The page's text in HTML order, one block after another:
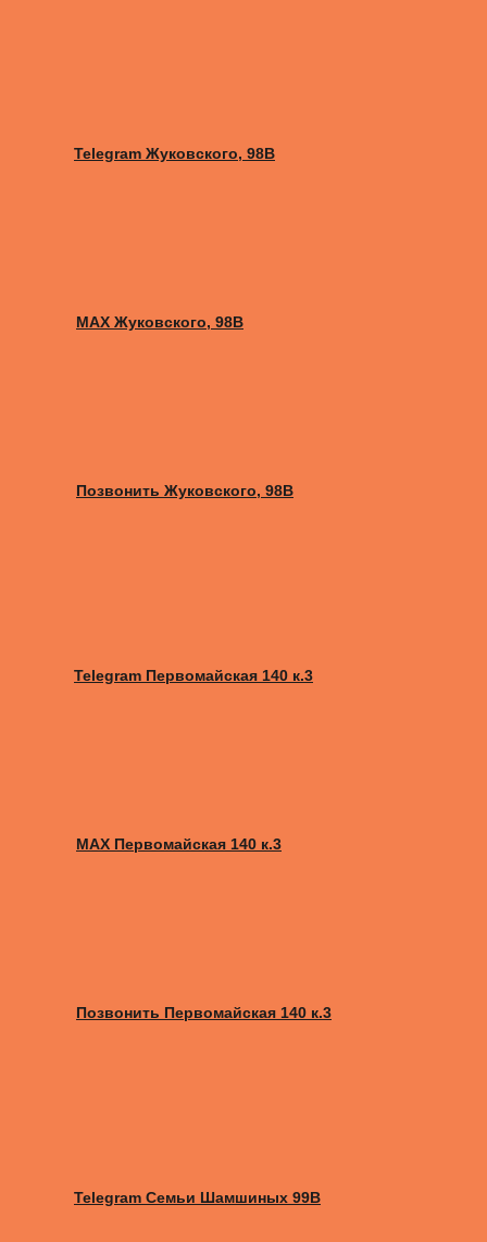
Telegram Жуковского, 98B
MAX Жуковского, 98B
Позвонить Жуковского, 98B
Telegram Первомайская 140 к.3
MAX Первомайская 140 к.3
Позвонить Первомайская 140 к.3
Telegram Семьи Шамшиных 99В